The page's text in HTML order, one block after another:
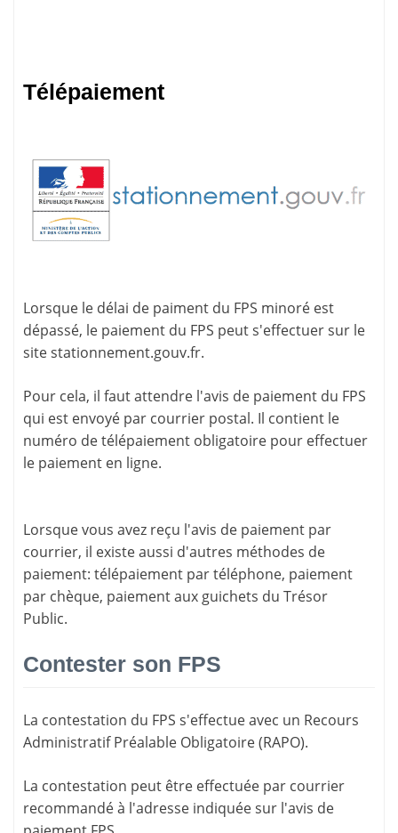
Télépaiement
Lorsque le délai de paiment du FPS minoré est
dépassé, le paiement du FPS peut s'effectuer sur le
sitestationnement.gouv.fr.
Pour cela, il faut attendre l'avis de paiement du FPS
qui est envoyé par courrier postal. Il contient le
numéro de télépaiement obligatoire pour effectuer
le paiement en ligne.
Lorsque vous avez reçu l'avis de paiement par
courrier, il existe aussi d'autres méthodes de
paiement: télépaiement par téléphone, paiement
par chèque, paiement aux guichets du Trésor
Public.
Contester son FPS
La contestation du FPS s'effectue avec un Recours
Administratif Préalable Obligatoire (RAPO).
La contestation peut être effectuée par courrier
recommandé à l'adresse indiquée sur l'avis de